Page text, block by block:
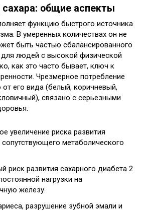
сахара: общие аспекты
функцию быстрого источника
В умеренных количествах он не
быть частью сбалансированного
людей с высокой физической
как это часто бывает, ключ к
Чрезмерное потребление
от его вида (белый, коричневый,
связано с серьезными
увеличение риска развития
метаболического
риск развития сахарного диабета 2
нагрузки на
железу.
разрушение зубной эмали и